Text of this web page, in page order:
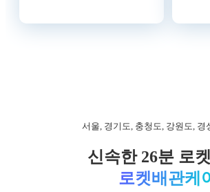
서울, 경기도, 충청도, 강원도, 경
신속한 26분 로
로켓배관케